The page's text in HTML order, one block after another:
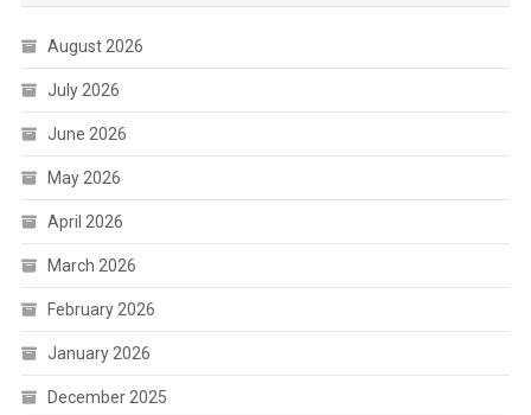
August 2026
July 2026
June 2026
May 2026
April 2026
March 2026
February 2026
January 2026
December 2025